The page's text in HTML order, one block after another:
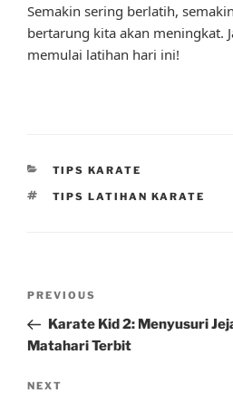
Semakin sering berlatih,
bertarung kita akan meningkat.
memulai latihan hari ini!
CATEGORIES
TIPS KARATE
TAGS
TIPS LATIHAN KARATE
Previous
Post
PREVIOUS
Karate Kid 2: Menyusuri
Matahari Terbit
Next
NEXT